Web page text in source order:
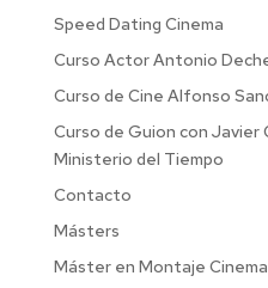
Speed Dating Cinema
Curso Actor Antonio
Curso de Cine Alfonso
Curso de Guion con Javier
Ministerio del Tiempo
Contacto
Másters
Máster en Montaje